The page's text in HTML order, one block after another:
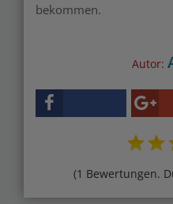
bekommen.
Autor:
(1 Bewertungen.